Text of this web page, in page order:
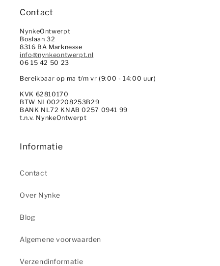
Contact
NynkeOntwerpt
Boslaan 32
8316 BA Marknesse
info@nynkeontwerpt.nl
06 15 42 50 23
Bereikbaar op ma t/m vr (9:00 - 14:00 uur)
KVK 62810170
BTW NL002208253B29
BANK NL72 KNAB 0257 0941 99
t.n.v. NynkeOntwerpt
Informatie
Contact
Over Nynke
Blog
Algemene voorwaarden
Verzendinformatie